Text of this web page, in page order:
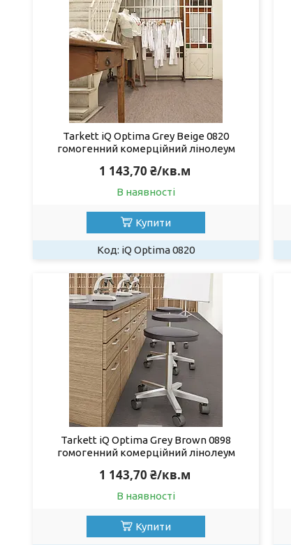
Tarkett iQ Optima Grey Beige 0820
гомогенний комерційний лінолеум
1 143,70 ₴/кв.м
В наявності
Купити
iQ Optima 0820
Tarkett iQ Optima Grey Brown 0898
гомогенний комерційний лінолеум
1 143,70 ₴/кв.м
В наявності
Купити